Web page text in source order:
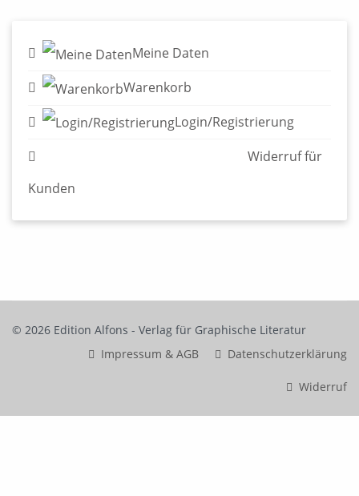
© 2026 Edition Alfons - Verlag für Graphische Literatur